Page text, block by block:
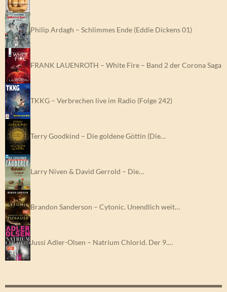
Philip Ardagh – Schlimmes Ende (Eddie Dickens 01)
FRANK LAUENROTH – White Fire – Band 2 der Corona Saga
TKKG – Verbrechen live im Radio (Folge 242)
Terry Goodkind – Die goldene Göttin (Die…
Larry Niven & David Gerrold – Die…
Brandon Sanderson – Cytonic. Unendlich weit…
Jussi Adler-Olsen – Natrium Chlorid. Der 9.…